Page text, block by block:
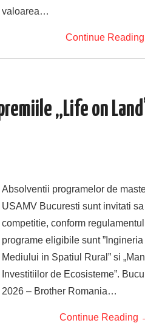
valoarea…
Continue Reading
„Life on
Absolventii programelor de
USAMV Bucuresti sunt invitati
competitie, conform
programe eligibile sunt
Mediului in Spatiul Rural” si
Investitiilor de Ecosisteme”.
2026 – Brother Romania…
Continue Reading